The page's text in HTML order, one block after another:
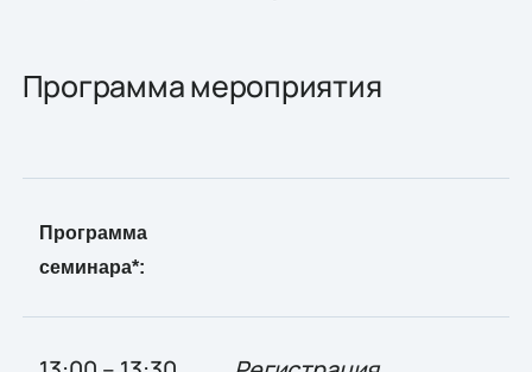
Программа мероприятия
Программа
семинара*: